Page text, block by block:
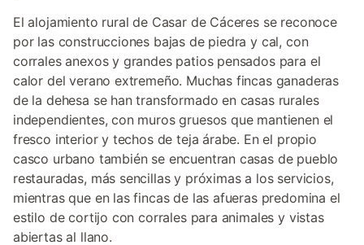
El alojamiento rural de Casar de Cáceres se reconoce
por las construcciones bajas de piedra y cal, con
corrales anexos y grandes patios pensados para el
calor del verano extremeño. Muchas fincas ganaderas
de la dehesa se han transformado en casas rurales
independientes, con muros gruesos que mantienen el
fresco interior y techos de teja árabe. En el propio
casco urbano también se encuentran casas de pueblo
restauradas, más sencillas y próximas a los servicios,
mientras que en las fincas de las afueras predomina el
estilo de cortijo con corrales para animales y vistas
abiertas al llano.